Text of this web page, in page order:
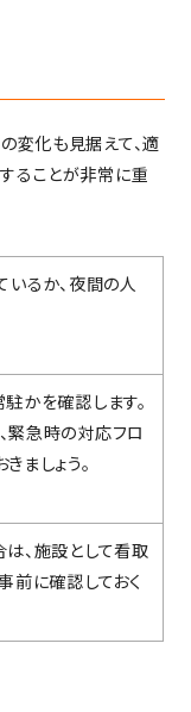
変化も見据えて、適
ることが非常に重
るか、夜間の人
かを確認します。
緊急時の対応フロ
ましょう。
、施設として看取
前に確認しておく